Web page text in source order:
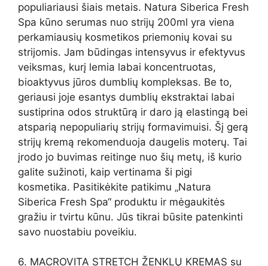
populiariausi šiais metais. Natura Siberica Fresh
Spa kūno serumas nuo strijų 200ml yra viena
perkamiausių kosmetikos priemonių kovai su
strijomis. Jam būdingas intensyvus ir efektyvus
veiksmas, kurį lemia labai koncentruotas,
bioaktyvus jūros dumblių kompleksas. Be to,
geriausi joje esantys dumblių ekstraktai labai
sustiprina odos struktūrą ir daro ją elastingą bei
atsparią nepopuliarių strijų formavimuisi. Šį gerą
strijų kremą rekomenduoja daugelis moterų. Tai
įrodo jo buvimas reitinge nuo šių metų, iš kurio
galite sužinoti, kaip vertinama ši pigi
kosmetika. Pasitikėkite patikimu „Natura
Siberica Fresh Spa“ produktu ir mėgaukitės
gražiu ir tvirtu kūnu. Jūs tikrai būsite patenkinti
savo nuostabiu poveikiu.
6. MACROVITA STRETCH ŽENKLŲ KREMAS su